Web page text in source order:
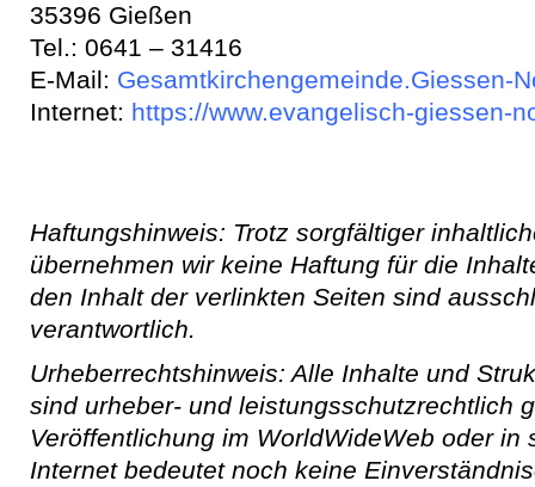
35396 Gießen
Tel.: 0641 – 31416
E-Mail: Gesamtkirchengemeinde.Giessen-
Internet: https://www.evangelisch-giessen-
Haftungshinweis: Trotz sorgfältiger
übernehmen wir keine Haftung für die
den Inhalt der verlinkten Seiten sind
verantwortlich.
Urheberrechtshinweis: Alle Inhalte und
sind urheber- und leistungsschutzrechtlich
Veröffentlichung im WorldWideWeb oder in
Internet bedeutet noch keine